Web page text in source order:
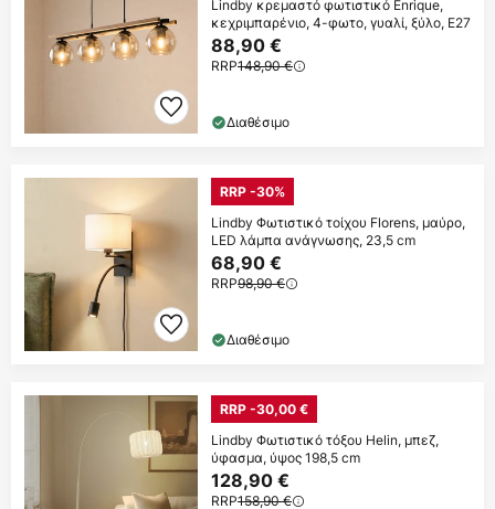
Lindby κρεμαστό φωτιστικό Enrique,
κεχριμπαρένιο, 4-φωτο, γυαλί, ξύλο, E27
88,90 €
RRP148,90 €
Διαθέσιμο
RRP -30%
Lindby Φωτιστικό τοίχου Florens, μαύρο,
LED λάμπα ανάγνωσης, 23,5 cm
68,90 €
RRP98,90 €
Διαθέσιμο
RRP -30,00 €
Lindby Φωτιστικό τόξου Helin, μπεζ,
ύφασμα, ύψος 198,5 cm
128,90 €
RRP158,90 €